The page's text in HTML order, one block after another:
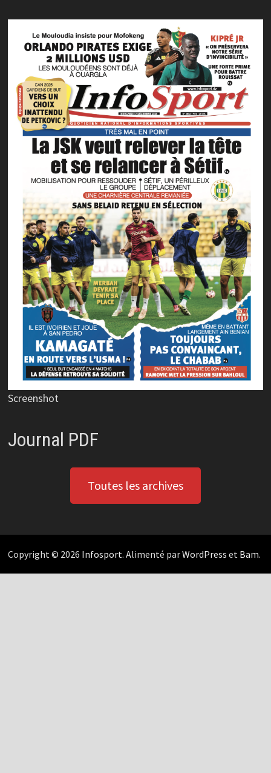
Screenshot
Journal PDF
Toutes les archives
Copyright © 2026 Infosport. Alimenté parWordPress et Bam.